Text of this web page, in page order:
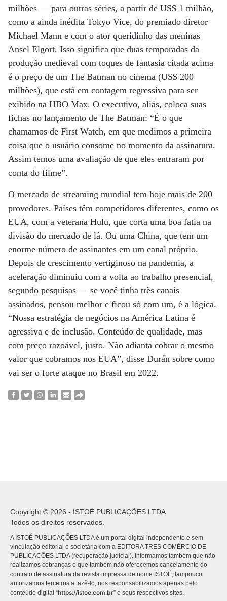
milhões — para outras séries, a partir de US$ 1 milhão,
como a ainda inédita Tokyo Vice, do premiado diretor
Michael Mann e com o ator queridinho das meninas
Ansel Elgort. Isso significa que duas temporadas da
produção medieval com toques de fantasia citada acima
é o preço de um The Batman no cinema (US$ 200
milhões), que está em contagem regressiva para ser
exibido na HBO Max. O executivo, aliás, coloca suas
fichas no lançamento de The Batman: “É o que
chamamos de First Watch, em que medimos a primeira
coisa que o usuário consome no momento da assinatura.
Assim temos uma avaliação de que eles entraram por
conta do filme”.
O mercado de streaming mundial tem hoje mais de 200
provedores. Países têm competidores diferentes, como os
EUA, com a veterana Hulu, que corta uma boa fatia na
divisão do mercado de lá. Ou uma China, que tem um
enorme número de assinantes em um canal próprio.
Depois de crescimento vertiginoso na pandemia, a
aceleração diminuiu com a volta ao trabalho presencial,
segundo pesquisas — se você tinha três canais
assinados, pensou melhor e ficou só com um, é a lógica.
“Nossa estratégia de negócios na América Latina é
agressiva e de inclusão. Conteúdo de qualidade, mas
com preço razoável, justo. Não adianta cobrar o mesmo
valor que cobramos nos EUA”, disse Durán sobre como
vai ser o forte ataque no Brasil em 2022.
Copyright © 2026 - ISTOÉ PUBLICAÇÕES LTDA
Todos os direitos reservados.
A ISTOÉ PUBLICAÇÕES LTDA é um portal digital independente e sem
vinculação editorial e societária com a EDITORA TRES COMÉRCIO DE
PUBLICACÕES LTDA (recuperação judicial). Informamos também que não
realizamos cobranças e que também não oferecemos cancelamento do
contrato de assinatura da revista impressa de nome ISTOÉ, tampouco
autorizamos terceiros a fazê-lo, nos responsabilizamos apenas pelo
conteúdo digital “https://istoe.com.br” e seus respectivos sites.